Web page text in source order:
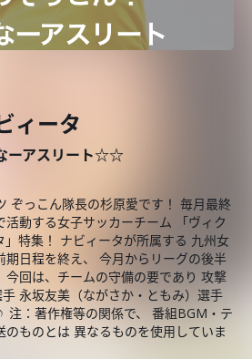
ィータ
ーアスリート☆☆
ぞっこん隊長の杉原愛です！ 毎月最終
活動する女子サッカーチーム 「ヴィク
」特集！ ナビィータが所属する 九州女
期日程を終え、 今月からリーグの後半
今回は、チームの守備の要であり 攻撃
永坂友美（ながさか・ともみ）選手
注：著作権等の関係で、 番組BGM・テ
のものとは 異なるものを使用していま